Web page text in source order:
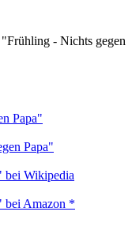
- Nichts gegen
Papa"
Papa"
bei Wikipedia
bei Amazon *